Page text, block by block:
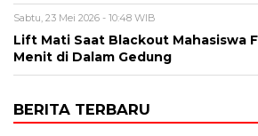
Sabtu, 23 Mei 2026 - 10:48 WIB
Lift Mati Saat Blackout Mahasiswa
Menit di Dalam Gedung
BERITA TERBARU